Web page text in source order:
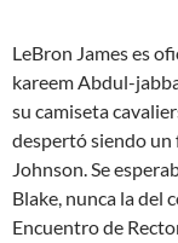
LeBron James es
kareem Abdul-
su camiseta
despertó siendo un
Johnson. Se
Blake, nunca la del
Encuentro de